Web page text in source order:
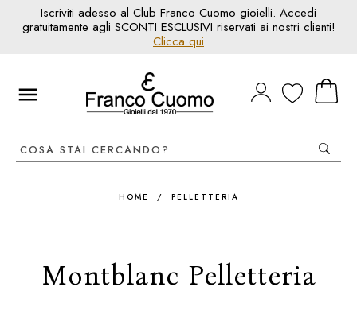
Iscriviti adesso al Club Franco Cuomo gioielli. Accedi
gratuitamente agli SCONTI ESCLUSIVI riservati ai nostri clienti!
Clicca qui
HOME / PELLETTERIA
Montblanc Pelletteria